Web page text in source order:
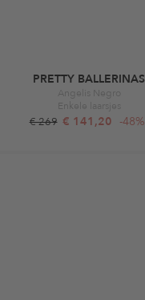
PRETTY BALLERINAS
Angelis Negro
Enkele laarsjes
€ 269 € 141,20 -48%